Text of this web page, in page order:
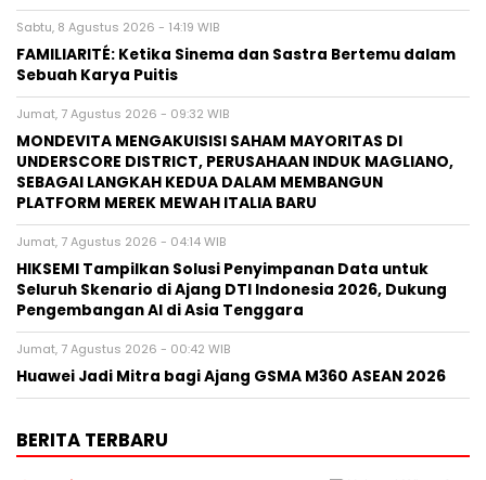
Sabtu, 8 Agustus 2026 - 14:19 WIB
FAMILIARITÉ: Ketika Sinema dan Sastra Bertemu dalam
Sebuah Karya Puitis
Jumat, 7 Agustus 2026 - 09:32 WIB
MONDEVITA MENGAKUISISI SAHAM MAYORITAS DI
UNDERSCORE DISTRICT, PERUSAHAAN INDUK MAGLIANO,
SEBAGAI LANGKAH KEDUA DALAM MEMBANGUN
PLATFORM MEREK MEWAH ITALIA BARU
Jumat, 7 Agustus 2026 - 04:14 WIB
HIKSEMI Tampilkan Solusi Penyimpanan Data untuk
Seluruh Skenario di Ajang DTI Indonesia 2026, Dukung
Pengembangan AI di Asia Tenggara
Jumat, 7 Agustus 2026 - 00:42 WIB
Huawei Jadi Mitra bagi Ajang GSMA M360 ASEAN 2026
BERITA TERBARU